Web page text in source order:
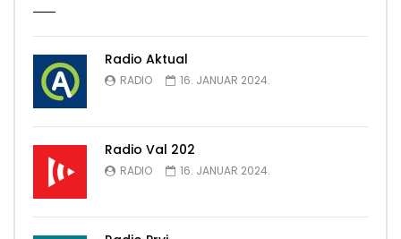
Radio Aktual
RADIO 16. JANUAR 2024.
Radio Val 202
RADIO 16. JANUAR 2024.